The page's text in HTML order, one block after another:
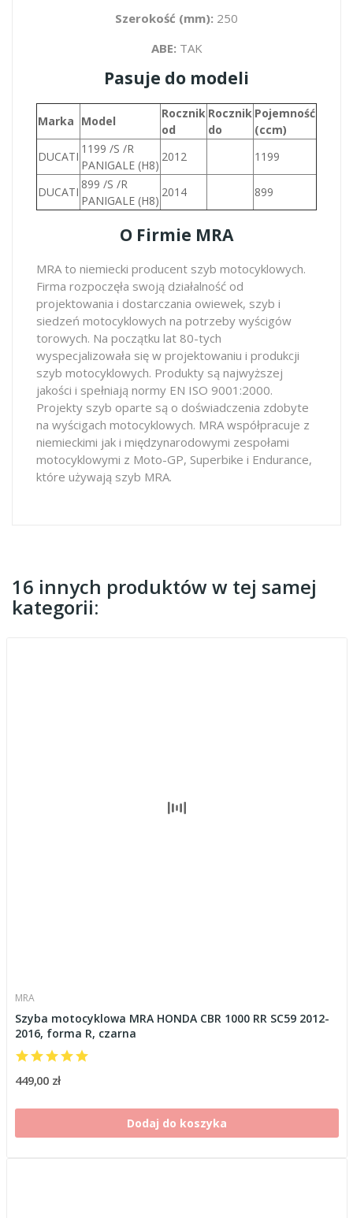
Szerokość (mm): 250
ABE: TAK
Pasuje do modeli
Marka Model
Rocznik
od
Rocznik
do
Pojemność
(ccm)
DUCATI
1199 /S /R
PANIGALE (H8)
2012 1199
DUCATI
899 /S /R
PANIGALE (H8)
2014 899
O Firmie MRA
MRA to niemiecki producent szyb motocyklowych.
Firma rozpoczęła swoją działalność od
projektowania i dostarczania owiewek, szyb i
siedzeń motocyklowych na potrzeby wyścigów
torowych. Na początku lat 80-tych
wyspecjalizowała się w projektowaniu i produkcji
szyb motocyklowych. Produkty są najwyższej
jakości i spełniają normy EN ISO 9001:2000.
Projekty szyb oparte są o doświadczenia zdobyte
na wyścigach motocyklowych. MRA współpracuje z
niemieckimi jak i międzynarodowymi zespołami
motocyklowymi z Moto-GP, Superbike i Endurance,
które używają szyb MRA.
16 innych produktów w tej samej
kategorii:
MRA
Szyba motocyklowa MRA HONDA CBR 1000 RR SC59 2012-
2016, forma R, czarna
449,00 zł
Dodaj do koszyka